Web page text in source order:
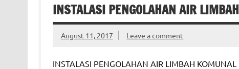
INSTALASI PENGOLAHAN AIR
August 11, 2017 Leave a comment
INSTALASI PENGOLAHAN AIR LIMBAH